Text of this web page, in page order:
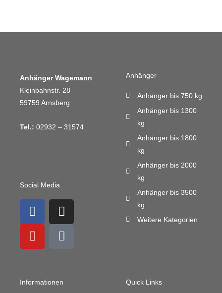
Anhänger Wagemann
Kleinbahnstr. 28
59759 Arnsberg
Tel.: 02932 – 31574
Social Media
F
a
c
e
o
I
n
s
t
r
Y
o
u
t
e
M
a
i
l
u
Anhänger
Anhänger bis 750 kg
Anhänger bis 1300
kg
Anhänger bis 1800
kg
Anhänger bis 2000
kg
Anhänger bis 3500
kg
Weitere Kategorien
Informationen Quick Links